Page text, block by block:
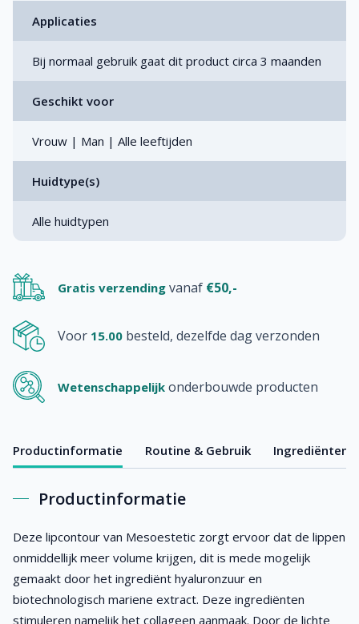
Applicaties
Bij normaal gebruik gaat dit product circa 3 maanden
Geschikt voor
Vrouw | Man | Alle leeftijden
Huidtype(s)
Alle huidtypen
Gratis verzending vanaf €50,-
Voor 15.00 besteld, dezelfde dag verzonden
Wetenschappelijk onderbouwde producten
Productinformatie Routine & Gebruik Ingrediënten
Productinformatie
Deze lipcontour van Mesoestetic zorgt ervoor dat de lippen
onmiddellijk meer volume krijgen, dit is mede mogelijk
gemaakt door het ingrediënt hyaluronzuur en
biotechnologisch mariene extract. Deze ingrediënten
stimuleren namelijk het collageen aanmaak. Door de lichte